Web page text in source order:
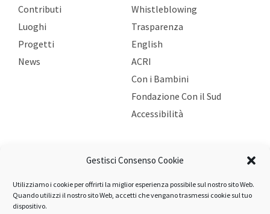
Gestisci Consenso Cookie
Utilizziamo i cookie per offrirti la miglior esperienza possibile sul nostro sito Web.
Quando utilizzi il nostro sito Web, accetti che vengano trasmessi cookie sul tuo
dispositivo.
Contributi
Luoghi
Progetti
News
Whistleblowing
Trasparenza
English
ACRI
Con i Bambini
Fondazione Con il Sud
Accessibilità
Bando Persona: pubblicati gli esiti 2026
5 Agosto 2026